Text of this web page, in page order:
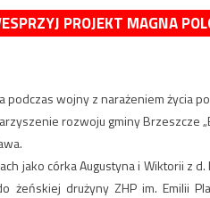
PROJEKT MAGNA
wojny z narażeniem życia
rozwoju gminy Brzeszcze
jako córka Augustyna i Wiktorii z
żeńskiej drużyny ZHP im. Emilii